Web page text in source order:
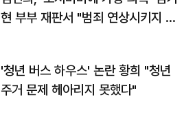
현 부부 재판서 "범죄 연상시키지 말
'청년 버스 하우스' 논란 황희 "청년
주거 문제 헤아리지 못했다"